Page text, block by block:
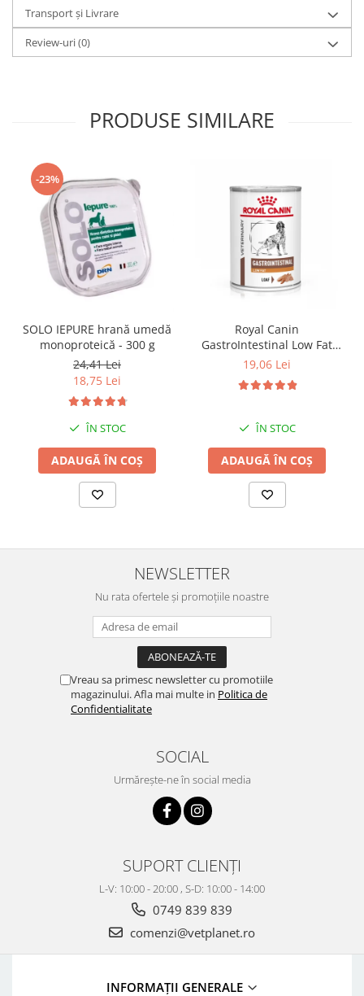
Transport și Livrare
Review-uri(0)
PRODUSE SIMILARE
-23%
SOLO IEPURE hrană umedă
monoproteică - 300 g
24,41 Lei
18,75 Lei
ÎN STOC
ADAUGĂ ÎN COȘ
Royal Canin
GastroIntestinal Low Fat
Dog– 420 g
19,06 Lei
ÎN STOC
ADAUGĂ ÎN COȘ
NEWSLETTER
Nu rata ofertele și promoțiile noastre
Vreau sa primesc newsletter cu promotiile
magazinului. Afla mai multe in Politica de
Confidentialitate
SOCIAL
Urmărește-ne în social media
SUPORT CLIENȚI
L-V: 10:00 - 20:00 , S-D: 10:00 - 14:00
0749 839 839
comenzi@vetplanet.ro
INFORMAȚII GENERALE